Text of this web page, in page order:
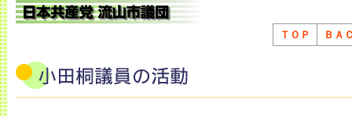
ＴＯＰ ＢＡ